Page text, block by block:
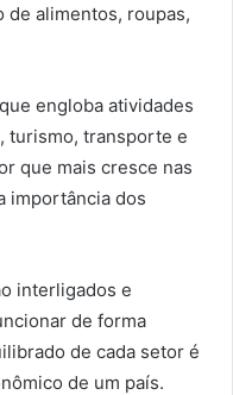
de alimentos, roupas,
engloba atividades
turismo, transporte e
que mais cresce nas
importância dos
interligados e
de forma
de cada setor é
de um país.